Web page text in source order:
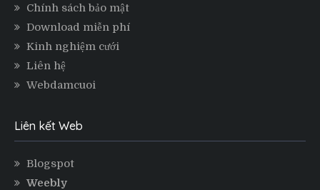
Chính sách bảo mật
Download miễn phí
Kinh nghiệm cưới
Liên hệ
Webdamcuoi
Liên kết Web
Blogspot
Weebly